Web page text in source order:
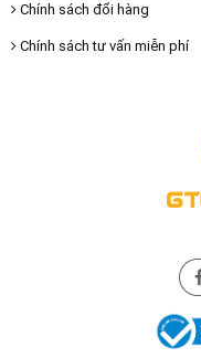
Chính sách đổi hàng
Chính sách tư vấn miễn phí